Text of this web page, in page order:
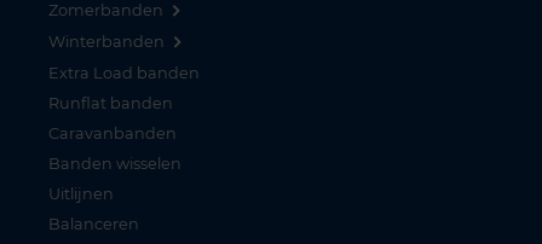
Zomerbanden
Winterbanden
Extra Load banden
Runflat banden
Caravanbanden
Banden wisselen
Uitlijnen
Balanceren